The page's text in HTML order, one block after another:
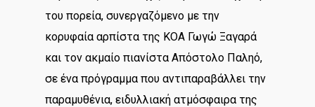
του πορεία, συνεργαζόμενο με την
κορυφαία αρπίστα της ΚΟΑ Γωγώ Ξαγαρά
και τον ακμαίο πιανίστα Απόστολο Παληό,
σε ένα πρόγραμμα που αντιπαραβάλλει την
παραμυθένια, ειδυλλιακή ατμόσφαιρα της